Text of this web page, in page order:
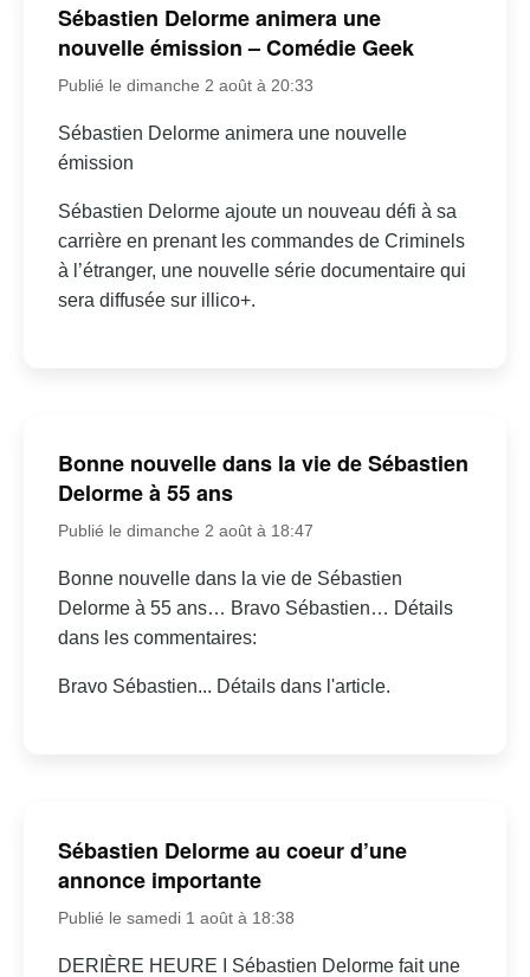
Sébastien Delorme animera une
nouvelle émission – Comédie Geek
Publié le dimanche 2 août à 20:33
Sébastien Delorme animera une nouvelle
émission
Sébastien Delorme ajoute un nouveau défi à sa
carrière en prenant les commandes de Criminels
à l’étranger, une nouvelle série documentaire qui
sera diffusée sur illico+.
Bonne nouvelle dans la vie de Sébastien
Delorme à 55 ans
Publié le dimanche 2 août à 18:47
Bonne nouvelle dans la vie de Sébastien
Delorme à 55 ans… Bravo Sébastien… Détails
dans les commentaires:
Bravo Sébastien... Détails dans l'article.
Sébastien Delorme au coeur d’une
annonce importante
Publié le samedi 1 août à 18:38
DERIÈRE HEURE I Sébastien Delorme fait une